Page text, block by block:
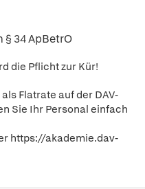
34 ApBetrO
die Pflicht zur Kür!
Flatrate auf der DAV-
Sie Ihr Personal einfach
https://akademie.dav-